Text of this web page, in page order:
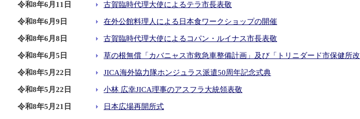
令和8年6月11日 古賀臨時代理大使によるテラ市長表敬
令和8年6月9日 在外公館料理人による日本食ワークショップの開催
令和8年6月8日 古賀臨時代理大使によるコパン・ルイナス市長表敬
令和8年6月5日 草の根無償「カバニャス市救急車整備計画」及び「トリニダード市保健所
令和8年5月22日 JICA海外協力隊ホンジュラス派遣50周年記念式典
令和8年5月22日 小林 広幸JICA理事のアスフラ大統領表敬
令和8年5月21日 日本広場再開所式